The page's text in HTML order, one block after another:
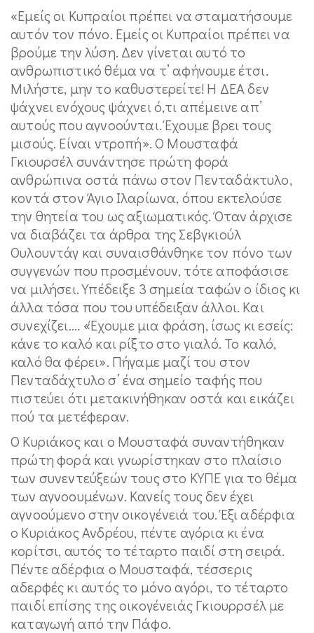
«Εμείς οι Κυπραίοι πρέπει να σταματήσουμε
αυτόν τον πόνο. Εμείς οι Κυπραίοι πρέπει να
βρούμε την λύση. Δεν γίνεται αυτό το
ανθρωπιστικό θέμα να τ’ αφήνουμε έτσι.
Μιλήστε, μην το καθυστερείτε! Η ΔΕΑ δεν
ψάχνει ενόχους ψάχνει ό,τι απέμεινε απ’
αυτούς που αγνοούνται. Έχουμε βρει τους
μισούς. Είναι ντροπή». Ο Μουσταφά
Γκιουρσέλ συνάντησε πρώτη φορά
ανθρώπινα οστά πάνω στον Πενταδάκτυλο,
κοντά στον Άγιο Ιλαρίωνα, όπου εκτελούσε
την θητεία του ως αξιωματικός. Όταν άρχισε
να διαβάζει τα άρθρα της Σεβγκιούλ
Ουλουντάγ και συναισθάνθηκε τον πόνο των
συγγενών που προσμένουν, τότε αποφάσισε
να μιλήσει. Υπέδειξε 3 σημεία ταφών ο ίδιος κι
άλλα τόσα που του υπέδειξαν άλλοι. Και
συνεχίζει.... «Έχουμε μια φράση, ίσως κι εσείς:
κάνε το καλό και ρίξτο στο γιαλό. Το καλό,
καλό θα φέρει». Πήγαμε μαζί του στον
Πενταδάχτυλο σ’ ένα σημείο ταφής που
πιστεύει ότι μετακινήθηκαν οστά και εικάζει
πού τα μετέφεραν.
Ο Κυριάκος και ο Μουσταφά συναντήθηκαν
πρώτη φορά και γνωρίστηκαν στο πλαίσιο
των συνεντεύξεών τους στο ΚΥΠΕ για το θέμα
των αγνοουμένων. Κανείς τους δεν έχει
αγνοούμενο στην οικογένειά του. Έξι αδέρφια
ο Κυριάκος Ανδρέου, πέντε αγόρια κι ένα
κορίτσι, αυτός το τέταρτο παιδί στη σειρά.
Πέντε αδέρφια ο Μουσταφά, τέσσερις
αδερφές κι αυτός το μόνο αγόρι, το τέταρτο
παιδί επίσης της οικογένειάς Γκιουρρσέλ με
καταγωγή από την Πάφο.